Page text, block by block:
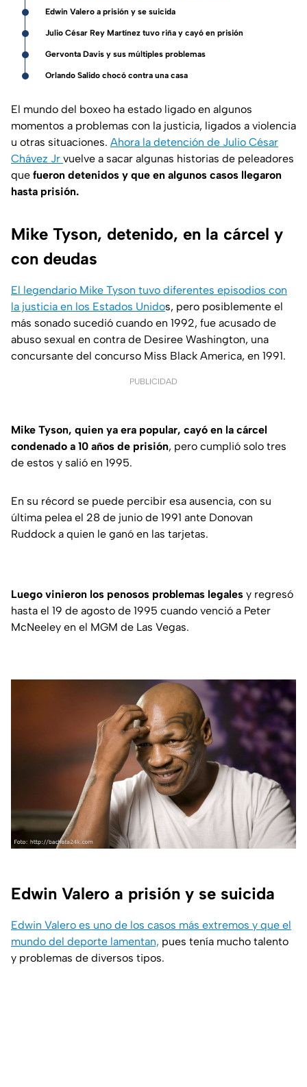
Edwin Valero a prisión y se suicida
Julio César Rey Martínez tuvo riña y cayó en prisión
Gervonta Davis y sus múltiples problemas
Orlando Salido chocó contra una casa
El mundo del boxeo ha estado ligado en algunos
momentos a problemas con la justicia, ligados a violencia
u otras situaciones. Ahora la detención de Julio César
Chávez Jr vuelve a sacar algunas historias de peleadores
que fueron detenidos y que en algunos casos llegaron
hasta prisión.
Mike Tyson, detenido, en la cárcel y
con deudas
El legendario Mike Tyson tuvo diferentes episodios con
la justicia en los Estados Unidos, pero posiblemente el
más sonado sucedió cuando en 1992, fue acusado de
abuso sexual en contra de Desiree Washington, una
concursante del concurso Miss Black America, en 1991.
PUBLICIDAD
Mike Tyson, quien ya era popular, cayó en la cárcel
condenado a 10 años de prisión, pero cumplió solo tres
de estos y salió en 1995.
En su récord se puede percibir esa ausencia, con su
última pelea el 28 de junio de 1991 ante Donovan
Ruddock a quien le ganó en las tarjetas.
Luego vinieron los penosos problemas legales y regresó
hasta el 19 de agosto de 1995 cuando venció a Peter
McNeeley en el MGM de Las Vegas.
Edwin Valero a prisión y se suicida
Edwin Valero es uno de los casos más extremos y que el
mundo del deporte lamentan, pues tenía mucho talento
y problemas de diversos tipos.